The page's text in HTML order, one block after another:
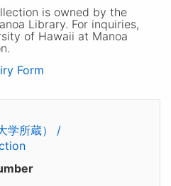
is owned by the
Library. For inquiries,
of Hawaii at Manoa
Form
学所蔵） /